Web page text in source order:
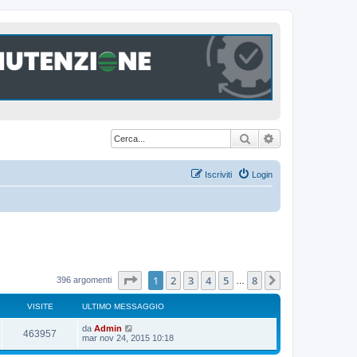
Cerca
Login
Iscriviti
396 argomenti Pagina1 di
1 2 3 4 5 8
VISITE ULTIMO MESSAGGIO
463957
i
U
l
da Admin
mar nov 24, 2015 10:18